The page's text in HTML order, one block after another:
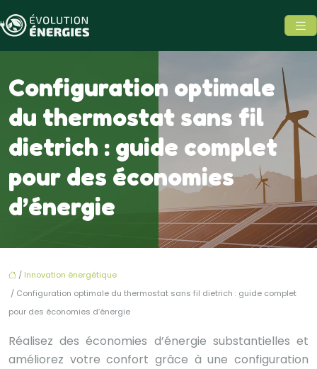
Configuration optimale
du thermostat sans fil
dietrich : guide complet
pour des économies
d’énergie
/ Innovation énergétique
/ Configuration optimale du thermostat sans fil dietrich : guide complet
pour des économies d’énergie
Réalisez des économies d’énergie substantielles et
améliorez votre confort grâce à une configuration